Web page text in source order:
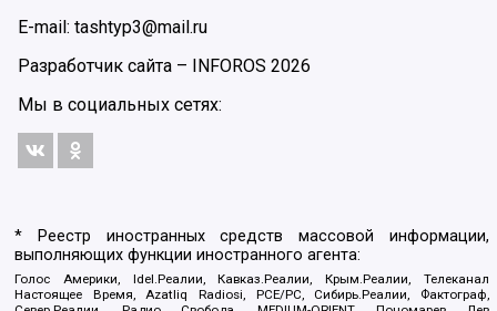
E-mail: tashtyp3@mail.ru
Разработчик сайта – INFOROS 2026
Мы в социальных сетях:
* Реестр иностранных средств массовой информации,
выполняющих функции иностранного агента:
Голос Америки, Idel.Реалии, Кавказ.Реалии, Крым.Реалии, Телеканал
Настоящее Время, Azatliq Radiosi, PCE/PC, Сибирь.Реалии, Фактограф,